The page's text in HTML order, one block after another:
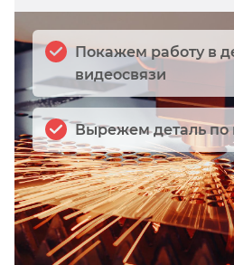
Покажем работу в
видеосвязи
Вырежем деталь по